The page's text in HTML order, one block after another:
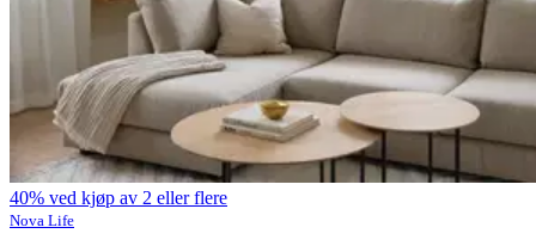
40% ved kjøp av 2 eller flere
Nova Life